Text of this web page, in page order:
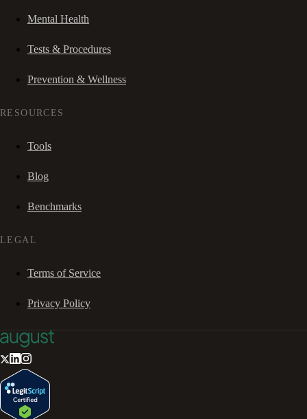
Mental Health
Tests & Procedures
Prevention & Wellness
RESOURCES
Tools
Blog
Benchmarks
LEGAL
Terms of Service
Privacy Policy